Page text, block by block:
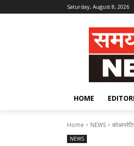
Saturday, August 8, 2026
HOME
Home NEWS
NEWS